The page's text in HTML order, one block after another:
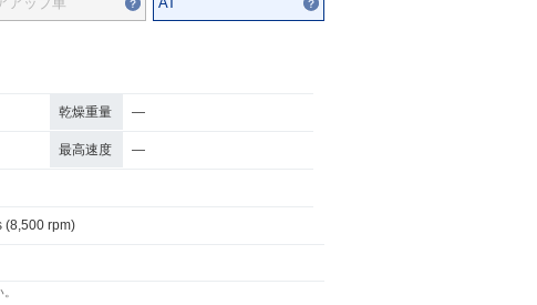
乾燥重量 ―
最高速度 ―
(8,500 rpm)